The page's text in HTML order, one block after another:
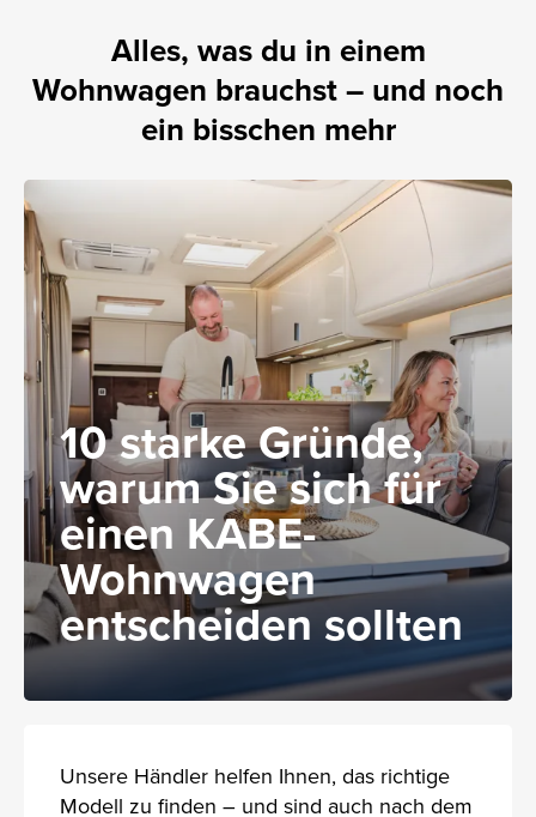
Alles, was du in einem
Wohnwagen brauchst – und noch
ein bisschen mehr
10 starke Gründe,
warum Sie sich für
einen KABE-
Wohnwagen
entscheiden sollten
Unsere Händler helfen Ihnen, das richtige
Modell zu finden – und sind auch nach dem